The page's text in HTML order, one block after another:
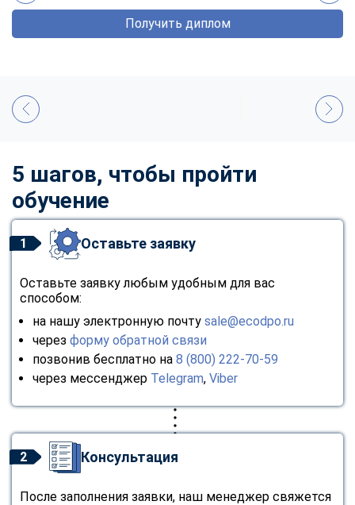
Получить диплом
5 шагов, чтобы пройти
обучение
1 Оставьте заявку
Оставьте заявку любым удобным для вас
способом:
на нашу электронную почту sale@ecodpo.ru
через форму обратной связи
позвонив бесплатно на 8 (800) 222-70-59
через мессенджер Telegram, Viber
2 Консультация
После заполнения заявки, наш менеджер свяжется